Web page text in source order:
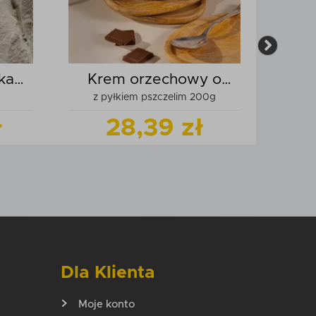
Krem orzechowy o
smaku czekoladowym
z pyłkiem pszczelim 200g
28,39 zł
Dodaj do koszyka
Dla Klienta
Moje konto